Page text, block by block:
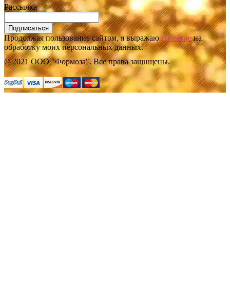
Рассылка
Подписаться
Продолжая пользование сайтом, я выражаюсогласиена
обработку моих персональных данных.
© 2021 ООО "Формоза". Все права защищены.